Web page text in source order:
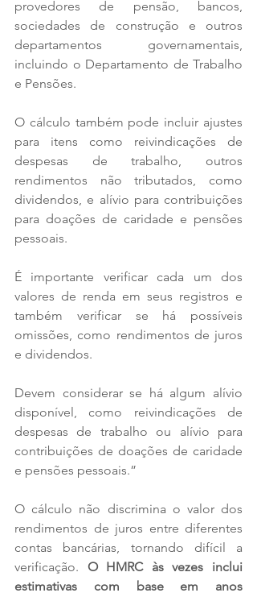
provedores de pensão, bancos,
sociedades de construção e outros
departamentos governamentais,
incluindo o Departamento de Trabalho
e Pensões.
O cálculo também pode incluir ajustes
para itens como reivindicações de
despesas de trabalho, outros
rendimentos não tributados, como
dividendos, e alívio para contribuições
para doações de caridade e pensões
pessoais.
É importante verificar cada um dos
valores de renda em seus registros e
também verificar se há possíveis
omissões, como rendimentos de juros
e dividendos.
Devem considerar se há algum alívio
disponível, como reivindicações de
despesas de trabalho ou alívio para
contribuições de doações de caridade
e pensões pessoais.”
O cálculo não discrimina o valor dos
rendimentos de juros entre diferentes
contas bancárias, tornando difícil a
verificação. O HMRC às vezes inclui
estimativas com base em anos